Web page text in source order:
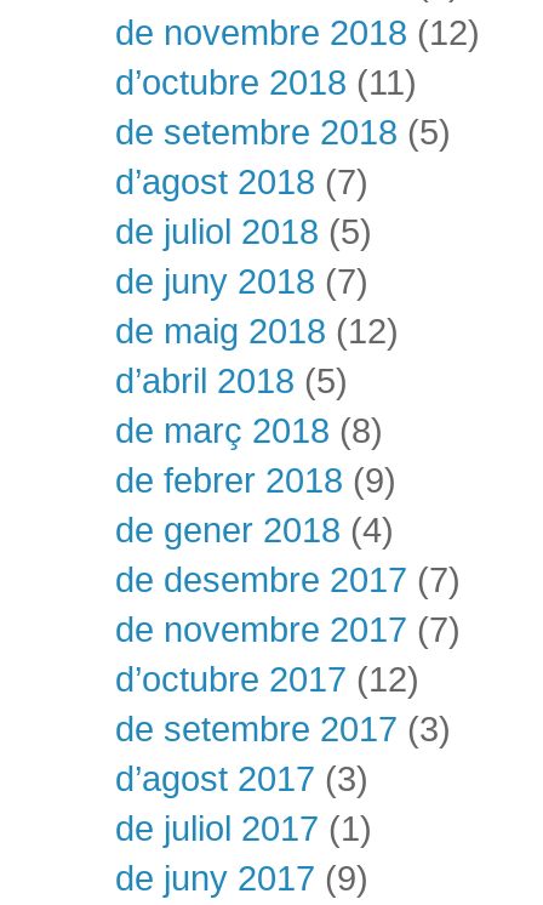
de novembre 2018 (12)
d’octubre 2018 (11)
de setembre 2018 (5)
d’agost 2018 (7)
de juliol 2018 (5)
de juny 2018 (7)
de maig 2018 (12)
d’abril 2018 (5)
de març 2018 (8)
de febrer 2018 (9)
de gener 2018 (4)
de desembre 2017 (7)
de novembre 2017 (7)
d’octubre 2017 (12)
de setembre 2017 (3)
d’agost 2017 (3)
de juliol 2017 (1)
de juny 2017 (9)